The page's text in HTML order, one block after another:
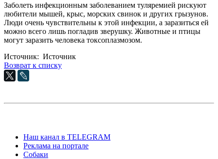
Заболеть инфекционным заболеванием туляремией рискуют
любители мышей, крыс, морских свинок и других грызунов.
Люди очень чувствительны к этой инфекции, а заразиться ей
можно всего лишь погладив зверушку. Животные и птицы
могут заразить человека токсоплазмозом.
Источник: Источник
Возврат к списку
Наш канал в TELEGRAM
Реклама на портале
Собаки